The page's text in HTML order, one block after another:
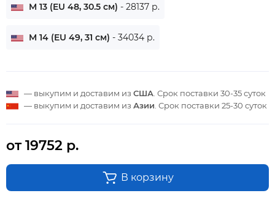
M 13 (EU 48, 30.5 см) - 28137 р.
M 14 (EU 49, 31 см) - 34034 р.
— выкупим и доставим из США . Срок поставки 30-35 суток
— выкупим и доставим из Азии . Срок поставки 25-30 суток
от 19752 р.
В корзину